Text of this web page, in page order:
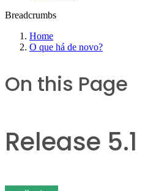
Breadcrumbs
Home
O que há de novo?
On this Page
Release 5.1